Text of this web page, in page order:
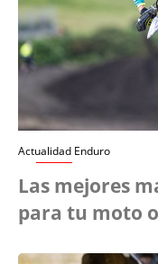
Actualidad Enduro
Las mejores
para tu moto